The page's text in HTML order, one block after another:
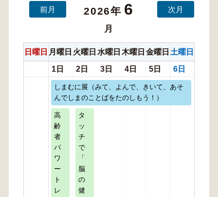
前月 2026年 6
月
次月
日曜日 月曜日 火曜日 水曜日 木曜日 金曜日 土曜日
1日 2日 3日 4日 5日 6日
しまむに展（みて、よんで、きいて、あそ
んでしまのことばをたのしもう！）
高
齢
者
パ
ワ
ー
ト
レ
タ
ッ
チ
で
「
脳
の
健